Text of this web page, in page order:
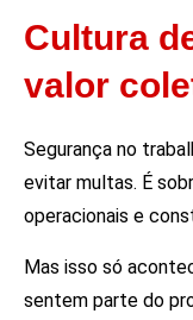
Cultura
valor
Segurança no
evitar multas. É
operacionais e
Mas isso só
sentem parte do